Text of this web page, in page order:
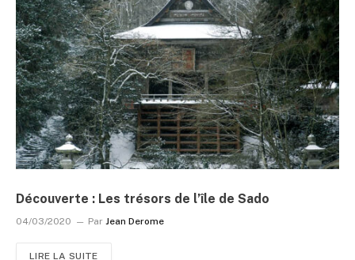
Découverte : Les trésors de l’île de Sado
04/03/2020 Par Jean Derome
LIRE LA SUITE